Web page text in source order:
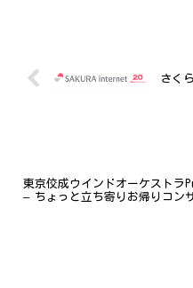
さく
東京佼成ウインドオーケストラ
– ちょっと立ち寄りお帰りコン